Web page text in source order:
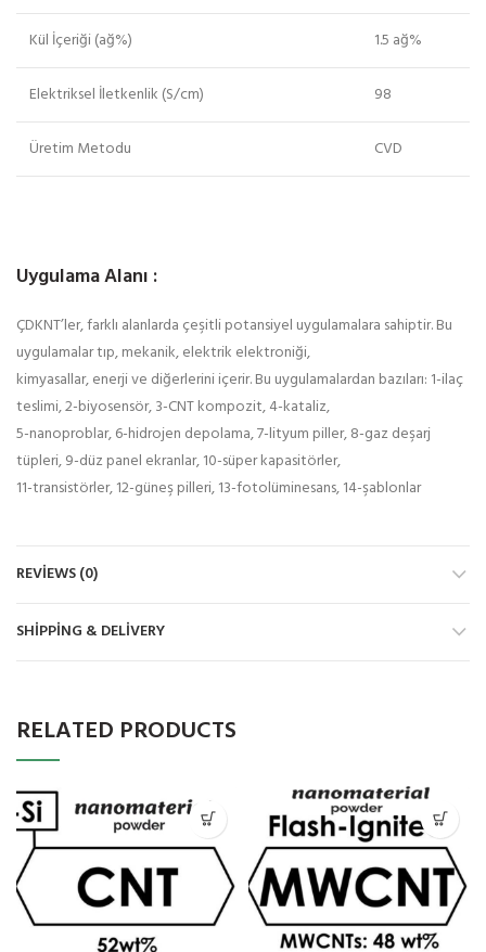
Kül İçeriği (ağ%) 1.5 ağ%
Elektriksel İletkenlik (S/cm) 98
Üretim Metodu CVD
Uygulama Alanı :
ÇDKNT’ler, farklı alanlarda çeşitli potansiyel uygulamalara sahiptir. Bu
uygulamalar tıp, mekanik, elektrik elektroniği,
kimyasallar, enerji ve diğerlerini içerir. Bu uygulamalardan bazıları: 1-ilaç
teslimi, 2-biyosensör, 3-CNT kompozit, 4-kataliz,
5-nanoproblar, 6-hidrojen depolama, 7-lityum piller, 8-gaz deşarj
tüpleri, 9-düz panel ekranlar, 10-süper kapasitörler,
11-transistörler, 12-güneş pilleri, 13-fotolüminesans, 14-şablonlar
REVIEWS (0)
SHIPPING & DELIVERY
RELATED PRODUCTS